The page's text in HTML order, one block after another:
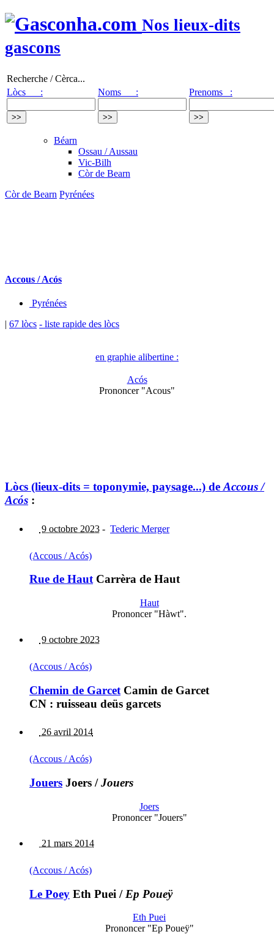
Nos lieux-dits
gascons
Recherche / Cèrca...
Lòcs :
Noms : Prenoms :
Béarn
Ossau / Aussau
Vic-Bilh
Còr de Bearn
Còr de Bearn Pyrénées
Accous / Acós
Pyrénées
| 67 lòcs - liste rapide des lòcs
en graphie alibertine :
Acós
Prononcer "Acous"
Lòcs (lieux-dits = toponymie, paysage...) de Accous /
Acós :
9 octobre 2023 - Tederic Merger
(Accous / Acós)
Rue de HautCarrèra de Haut
Haut
Prononcer "Hàwt".
9 octobre 2023
(Accous / Acós)
Chemin de Garcet Camin de Garcet
CN : ruisseau deüs garcets
26 avril 2014
(Accous / Acós)
Jouers Joers /Jouers
Joers
Prononcer "Jouers"
21 mars 2014
(Accous / Acós)
Le Poey Eth Puei / Ep Poueÿ
Eth Puei
Prononcer "Ep Poueÿ"